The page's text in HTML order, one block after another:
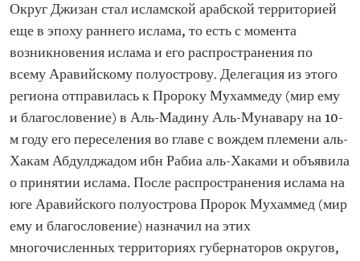
Округ Джизан стал исламской арабской территорией
еще в эпоху раннего ислама, то есть с момента
возникновения ислама и его распространения по
всему Аравийскому полуострову. Делегация из этого
региона отправилась к Пророку Мухаммеду (мир ему
и благословение) в Аль-Мадину Аль-Мунавару на 10-
м году его переселения во главе с вождем племени аль-
Хакам Абдулджадом ибн Рабиа аль-Хаками и объявила
о принятии ислама. После распространения ислама на
юге Аравийского полуострова Пророк Мухаммед (мир
ему и благословение) назначил на этих
многочисленных территориях губернаторов округов,